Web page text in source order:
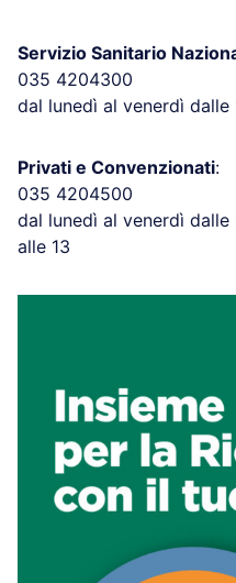
Servizio Sanitario
035 4204300
dal lunedì al venerdì dalle
Privati e Convenzionati:
035 4204500
dal lunedì al venerdì
alle 13